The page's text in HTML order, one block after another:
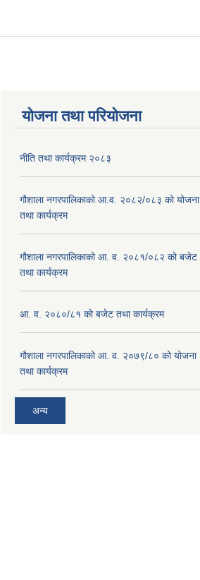
योजना तथा परियोजना
नीति तथा कार्यक्रम २०८३
गौशाला नगरपालिकाको आ.व. २०८२/०८३ को योजना
तथा कार्यक्रम
गौशाला नगरपालिकाको आ. व. २०८१/०८२ को बजेट
तथा कार्यक्रम
आ. व. २०८०/८१ को बजेट तथा कार्यक्रम
गौशाला नगरपालिकाको आ. व. २०७९/८० को योजना
तथा कार्यक्रम
अन्य